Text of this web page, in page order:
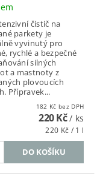
čistič na
parkety je
vyvinutý pro
rychlé a bezpečné
silných
a mastnoty z
plovoucích
Přípravek...
182 Kč bez DPH
220 Kč/ ks
220 Kč / 1 l